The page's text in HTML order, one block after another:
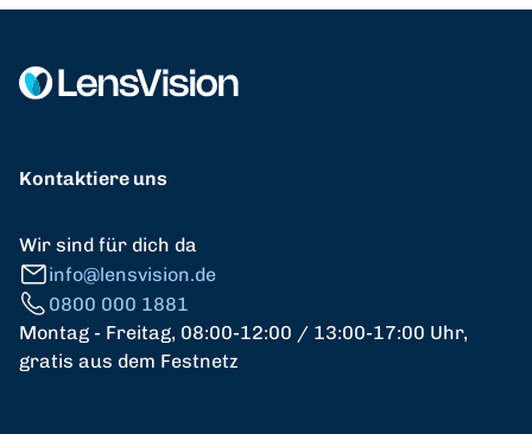
Kontaktiere uns
Wir sind für dich da
info@lensvision.de
0800 000 1881
Montag - Freitag, 08:00-12:00 / 13:00-17:00 Uhr,
gratis aus dem Festnetz